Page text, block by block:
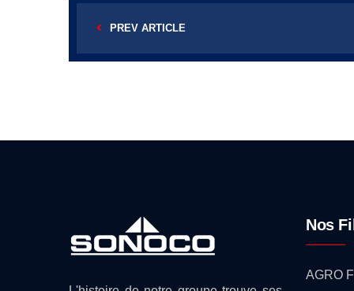
PREV ARTICLE
Nos
AGRO